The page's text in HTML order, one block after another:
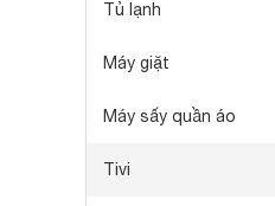
Tủ lạnh
Máy giặt
Máy sấy quần áo
Tivi